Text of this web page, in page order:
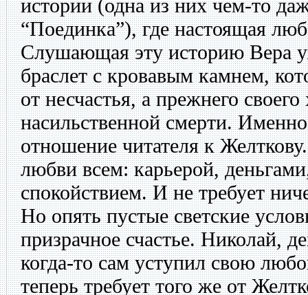
истории (одна из них чем-то
“Поединка”), где настоящая
Слушающая эту историю Вера
браслет с кровавым камнем,
от несчастья, а прежнего
насильственной смерти.
отношение читателя к
любви всем: карьерой,
спокойствием. И не требует
Но опять пустые светские
призрачное счастье. Николай,
когда-то сам уступил свою
теперь требует того же от